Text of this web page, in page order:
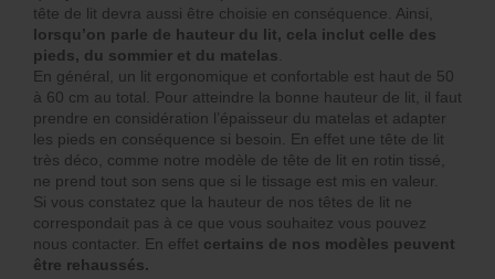
tête de lit devra aussi être choisie en conséquence. Ainsi,
lorsqu’on parle de hauteur du lit, cela inclut celle des
pieds, du sommier et du matelas
En général, un lit ergonomique et confortable est haut de 50
à 60 cm au total. Pour atteindre la bonne hauteur de lit, il faut
prendre en considération l’épaisseur du matelas et adapter
les pieds en conséquence si besoin. En effet une tête de lit
très déco, comme notre modèle de tête de lit en rotin tissé,
ne prend tout son sens que si le tissage est mis en valeur.
Si vous constatez que la hauteur de nos têtes de lit ne
correspondait pas à ce que vous souhaitez vous pouvez
nous contacter. En effet certains de nos modèles peuvent
être rehaussés.